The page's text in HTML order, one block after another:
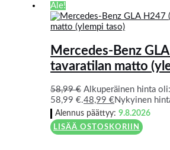
Ale!
Mercedes-Benz
tavaratilan matto
58,99€ Alkuperäinen hinta oli:
58,99 €.48,99€Nykyinen
Alennus päättyy:9.8.2026
LISÄÄ OSTOSKORIIN